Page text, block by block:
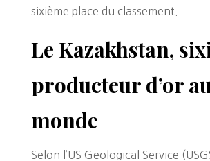
sixième place du classement.
Le Kazakhstan,
producteur d’or au
monde
Selon l’US Geological Service